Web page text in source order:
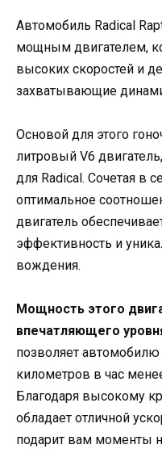
Автомобиль Radical
мощным двигателем,
высоких скоростей и
захватывающие
Основой для этого
литровый V6
для Radical. Сочетая в
оптимальное
двигатель
эффективность и
вождения.
Мощность этого
впечатляющего
позволяет автомобилю
километров в час
Благодаря высокому
обладает отличной
подарит вам моменты